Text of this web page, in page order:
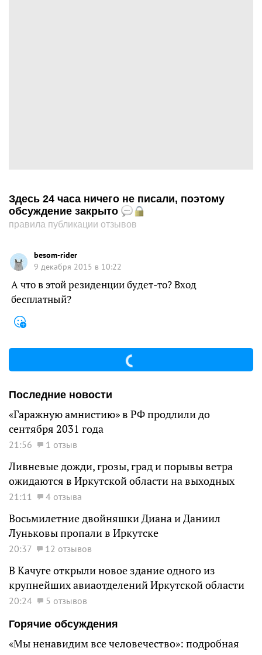
Здесь 24 часа ничего не писали, поэтому
обсуждение закрыто
правила публикации отзывов
besom-rider
9 декабря 2015 в 10:22
А что в этой резиденции будет-то? Вход
бесплатный?
Последние новости
«Гаражную амнистию» в РФ продлили до
сентября 2031 года
21:56 1 отзыв
Ливневые дожди, грозы, град и порывы ветра
ожидаются в Иркутской области на выходных
21:11 4 отзыва
Восьмилетние двойняшки Диана и Даниил
Луньковы пропали в Иркутске
20:37 12 отзывов
В Качуге открыли новое здание одного из
крупнейших авиаотделений Иркутской области
20:24
5 отзывов
Горячие обсуждения
«Мы ненавидим все человечество»: подробная